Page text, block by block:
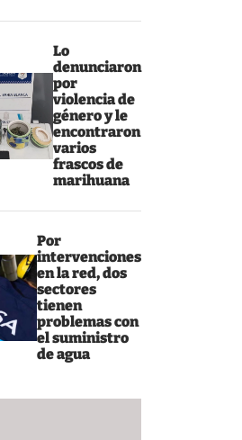
Lo
denunciaron
por
violencia de
género y le
encontraron
varios
frascos de
marihuana
Por
intervenciones
en la red, dos
sectores
tienen
problemas con
el suministro
de agua